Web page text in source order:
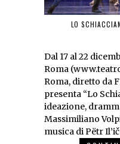
LO
Dal 17 al 22
Roma
Roma, diretto da
presenta “Lo
ideazione,
Massimiliano
musica di Pëtr